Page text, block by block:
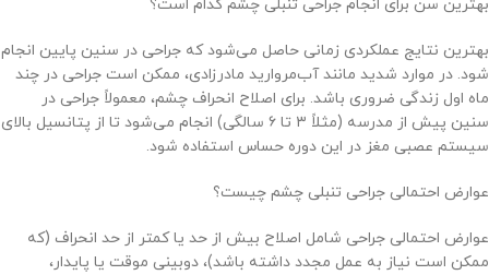
بهترین سن برای انجام جراحی تنبلی چشم کدام است؟
بهترین نتایج عملکردی زمانی حاصل می‌شود که جراحی در سنین پایین انجام
شود. در موارد شدید مانند آب‌مروارید مادرزادی، ممکن است جراحی در چند
ماه اول زندگی ضروری باشد. برای اصلاح انحراف چشم، معمولاً جراحی در
سنین پیش از مدرسه (مثلاً ۳ تا ۶ سالگی) انجام می‌شود تا از پتانسیل بالای
سیستم عصبی مغز در این دوره حساس استفاده شود.
عوارض احتمالی جراحی تنبلی چشم چیست؟
عوارض احتمالی جراحی شامل اصلاح بیش از حد یا کمتر از حد انحراف (که
ممکن است نیاز به عمل مجدد داشته باشد)، دوبینی موقت یا پایدار،